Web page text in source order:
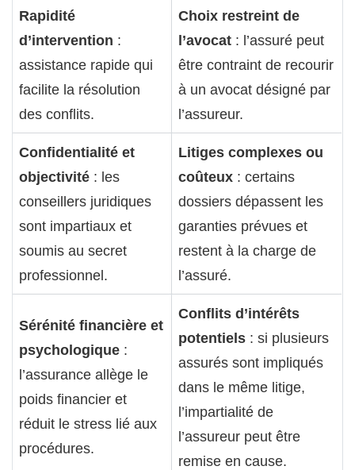
Rapidité
d’intervention :
assistance rapide qui
facilite la résolution
des conflits.
Choix restreint de
l’avocat : l’assuré peut
être contraint de recourir
à un avocat désigné par
l’assureur.
Confidentialité et
objectivité : les
conseillers juridiques
sont impartiaux et
soumis au secret
professionnel.
Litiges complexes ou
coûteux : certains
dossiers dépassent les
garanties prévues et
restent à la charge de
l’assuré.
Sérénité financière et
psychologique :
l’assurance allège le
poids financier et
réduit le stress lié aux
procédures.
Conflits d’intérêts
potentiels : si plusieurs
assurés sont impliqués
dans le même litige,
l’impartialité de
l’assureur peut être
remise en cause.